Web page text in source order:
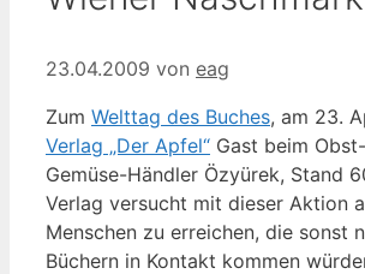
23.04.2009 von eag
Zum Welttag des Buches, am 23.
Verlag „Der Apfel“ Gast beim
Gemüse-Händler Özyürek, Stand
Verlag versucht mit dieser Aktion
Menschen zu erreichen, die sonst
Büchern in Kontakt kommen